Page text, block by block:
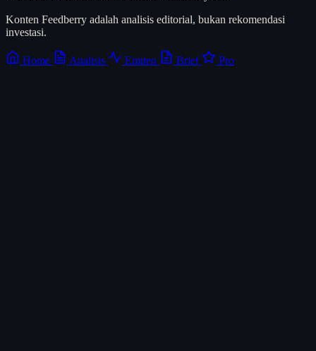
Konten Feedberry adalah analisis editorial, bukan rekomendasi
investasi.
Home Analisis Emiten Brief Pro